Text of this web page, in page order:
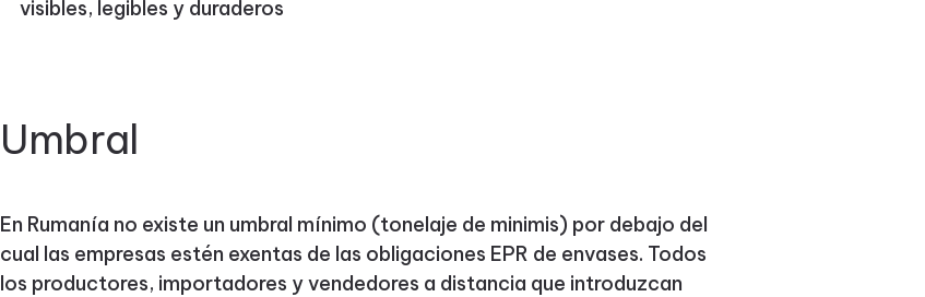
visibles, legibles y duraderos
Umbral
En Rumanía no existe un umbral mínimo (tonelaje de minimis) por debajo del
cual las empresas estén exentas de las obligaciones EPR de envases. Todos
los productores, importadores y vendedores a distancia que introduzcan